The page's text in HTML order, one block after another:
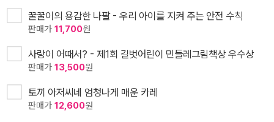
꿀꿀이의 용감한 나팔 - 우리 아이를 지켜 주는 안전 수칙
판매가 11,700원
사랑이 어때서? - 제1회 길벗어린이 민들레그림책상 우수상
판매가 13,500원
토끼 아저씨네 엄청나게 매운 카레
판매가 12,600원